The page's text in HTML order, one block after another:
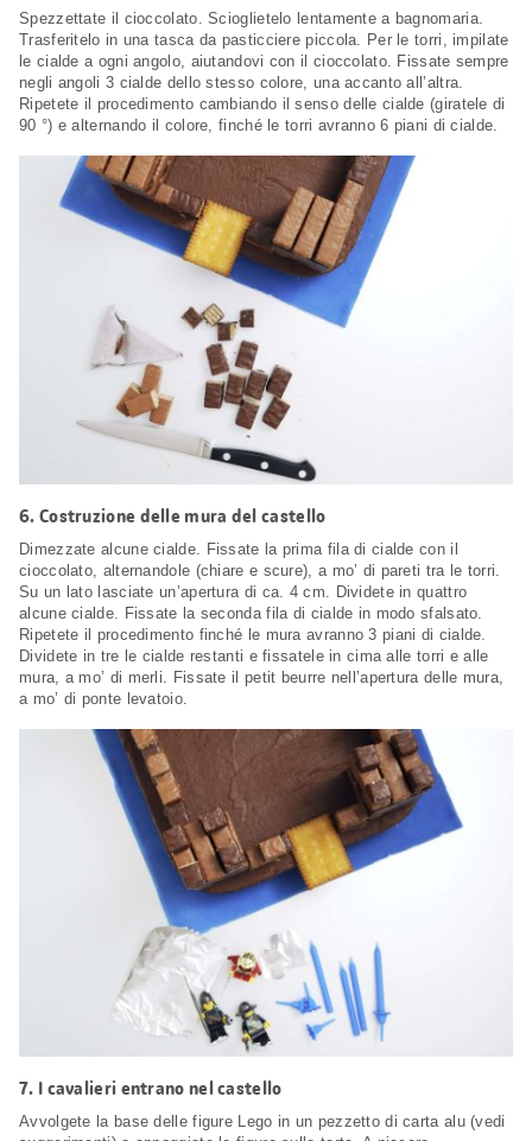
Spezzettate il cioccolato. Scioglietelo lentamente a bagnomaria.
Trasferitelo in una tasca da pasticciere piccola. Per le torri, impilate
le cialde a ogni angolo, aiutandovi con il cioccolato. Fissate sempre
negli angoli 3 cialde dello stesso colore, una accanto all’altra.
Ripetete il procedimento cambiando il senso delle cialde (giratele di
90 °) e alternando il colore, finché le torri avranno 6 piani di cialde.
6.Costruzione delle mura del castello
Dimezzate alcune cialde. Fissate la prima fila di cialde con il
cioccolato, alternandole (chiare e scure), a mo’ di pareti tra le torri.
Su un lato lasciate un’apertura di ca. 4 cm. Dividete in quattro
alcune cialde. Fissate la seconda fila di cialde in modo sfalsato.
Ripetete il procedimento finché le mura avranno 3 piani di cialde.
Dividete in tre le cialde restanti e fissatele in cima alle torri e alle
mura, a mo’ di merli. Fissate il petit beurre nell’apertura delle mura,
a mo’ di ponte levatoio.
7. I cavalieri entrano nel castello
Avvolgete la base delle figure Lego in un pezzetto di carta alu (vedi